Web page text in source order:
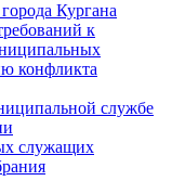
Кургана
к
конфликта
службе
служащих